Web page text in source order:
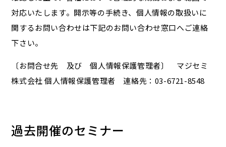
対応いたします。開示等の手続き、個人情報の取扱いに
関するお問い合わせは下記のお問い合わせ窓口へご連絡
下さい。
〔お問合せ先 及び 個人情報保護管理者〕 マジセミ
株式会社 個人情報保護管理者 連絡先：03-6721-8548
過去開催のセミナー